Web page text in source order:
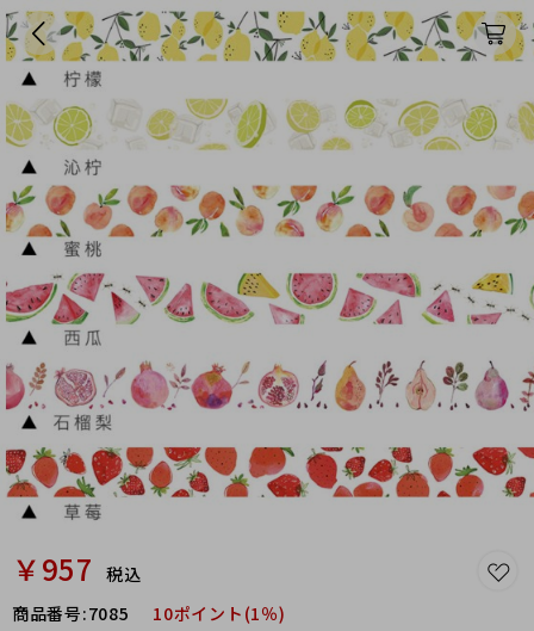
￥957
税込
商品番号:7085 10ポイント(1％)